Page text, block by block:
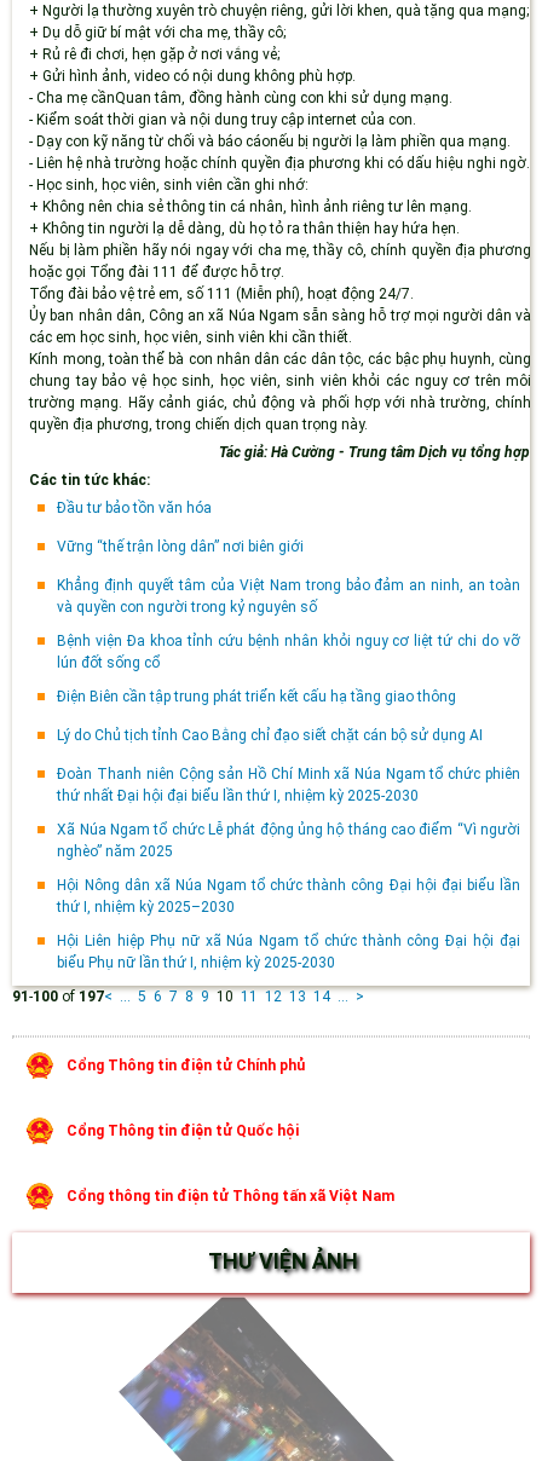
+ Người lạ thường xuyên trò chuyện riêng, gửi lời khen, quà tặng qua mạng;
+ Dụ dỗ giữ bí mật với cha mẹ, thầy cô;
+ Rủ rê đi chơi, hẹn gặp ở nơi vắng vẻ;
+Gửi hình ảnh, video có nội dung không phù hợp.
-Cha mẹ cầnQuan tâm, đồng hành cùng con khi sử dụng mạng.
- Kiểm soát thời gian và nội dung truy cập internet của con.
- Dạy con kỹ năng từ chối và báo cáonếu bị người lạ làm phiền qua mạng.
- Liên hệ nhà trường hoặc chính quyền địa phương khi có dấu hiệu nghi ngờ.
- Học sinh, học viên, sinh viên cần ghi nhớ:
+ Khôngnênchia sẻ thông tin cá nhân, hình ảnh riêng tư lên mạng.
+ Không tin người lạ dễ dàng, dù họ tỏ ra thân thiện hay hứa hẹn.
Nếu bị làm phiền hãy nói ngay với cha mẹ, thầy cô, chính quyền địa phương
hoặc gọi Tổng đài 111 để được hỗ trợ.
Tổng đài bảo vệ trẻ em, số 111(Miễn phí), hoạt động24/7.
Ủy ban nhân dân,Công an xã Núa Ngam sẵn sàng hỗ trợmọi người dân và
các em học sinh, học viên, sinh viên khi cần thiết.
Kính mong, toàn thể bà con nhân dân các dân tộc, các bậc phụ huynh, cùng
chung tay bảo vệ học sinh, học viên, sinh viên khỏi các nguy cơ trên môi
trường mạng. Hãy cảnh giác, chủ động và phối hợp với nhà trường, chính
quyền địa phương, trong chiến dịch quan trọng này.
Tác giả: Hà Cường - Trung tâm Dịch vụ tổng hợp
Các tin tức khác:
Đầu tư bảo tồn văn hóa
Vững “thế trận lòng dân” nơi biên giới
Khẳng định quyết tâm của Việt Nam trong bảo đảm an ninh, an toàn
và quyền con người trong kỷ nguyên số
Bệnh viện Đa khoa tỉnh cứu bệnh nhân khỏi nguy cơ liệt tứ chi do vỡ
lún đốt sống cổ
Điện Biên cần tập trung phát triển kết cấu hạ tầng giao thông
Lý do Chủ tịch tỉnh Cao Bằng chỉ đạo siết chặt cán bộ sử dụng AI
Đoàn Thanh niên Cộng sản Hồ Chí Minh xã Núa Ngam tổ chức phiên
thứ nhất Đại hội đại biểu lần thứ I, nhiệm kỳ 2025-2030
Xã Núa Ngam tổ chức Lễ phát động ủng hộ tháng cao điểm “Vì người
nghèo” năm 2025
Hội Nông dân xã Núa Ngam tổ chức thành công Đại hội đại biểu lần
thứ I, nhiệm kỳ 2025–2030
Hội Liên hiệp Phụ nữ xã Núa Ngam tổ chức thành công Đại hội đại
biểu Phụ nữ lần thứ I, nhiệm kỳ 2025-2030
91 -100 of 197< ... 5 6 7 8 9 10 11 12 13 14 ... >
Cổng Thông tin điện tử Chính phủ
Cổng Thông tin điện tử Quốc hội
Cổng thông tin điện tử Thông tấn xã Việt Nam
THƯ VIỆN ẢNH